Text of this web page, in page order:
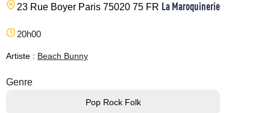
23 Rue Boyer Paris 75020 75 FR La Maroquinerie
20h00
Artiste : Beach Bunny
Genre
Pop Rock Folk